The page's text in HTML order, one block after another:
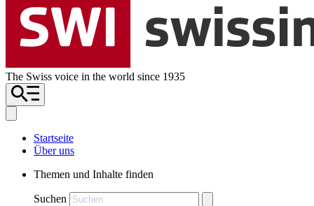
The Swiss voice in the world since 1935
Startseite
Über uns
Themen und Inhalte finden
Suchen